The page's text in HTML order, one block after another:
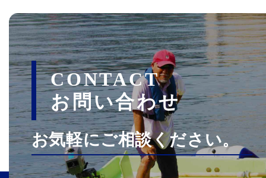
CONTACT
お問い合わせ
お気軽にご相談ください。